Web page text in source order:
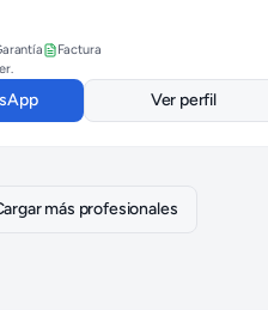
Factura
Ver perfil
más profesionales